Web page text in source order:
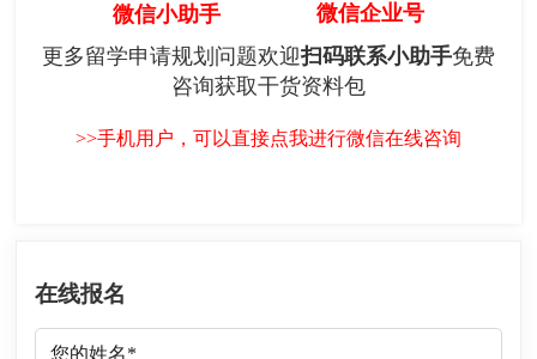
微信小助手
微信企业号
更多留学申请规划问题欢迎扫码联系小助手免费
咨询获取干货资料包
>>手机用户，可以直接点我进行微信在线咨询
在线报名